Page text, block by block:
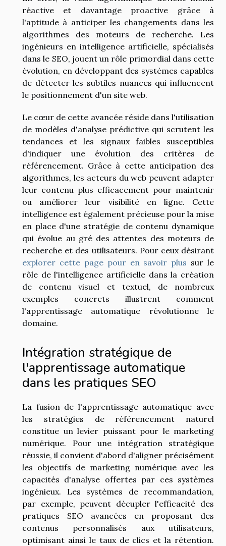
réactive et davantage proactive grâce à
l'aptitude à anticiper les changements dans les
algorithmes des moteurs de recherche. Les
ingénieurs en intelligence artificielle, spécialisés
dans le SEO, jouent un rôle primordial dans cette
évolution, en développant des systèmes capables
de détecter les subtiles nuances qui influencent
le positionnement d'un site web.
Le cœur de cette avancée réside dans l'utilisation
de modèles d'analyse prédictive qui scrutent les
tendances et les signaux faibles susceptibles
d'indiquer une évolution des critères de
référencement. Grâce à cette anticipation des
algorithmes, les acteurs du web peuvent adapter
leur contenu plus efficacement pour maintenir
ou améliorer leur visibilité en ligne. Cette
intelligence est également précieuse pour la mise
en place d'une stratégie de contenu dynamique
qui évolue au gré des attentes des moteurs de
recherche et des utilisateurs. Pour ceux désirant
explorer cette page pour en savoir plus sur le
rôle de l'intelligence artificielle dans la création
de contenu visuel et textuel, de nombreux
exemples concrets illustrent comment
l'apprentissage automatique révolutionne le
domaine.
Intégration stratégique de
l'apprentissage automatique
dans les pratiques SEO
La fusion de l'apprentissage automatique avec
les stratégies de référencement naturel
constitue un levier puissant pour le marketing
numérique. Pour une intégration stratégique
réussie, il convient d'abord d'aligner précisément
les objectifs de marketing numérique avec les
capacités d'analyse offertes par ces systèmes
ingénieux. Les systèmes de recommandation,
par exemple, peuvent décupler l'efficacité des
pratiques SEO avancées en proposant des
contenus personnalisés aux utilisateurs,
optimisant ainsi le taux de clics et la rétention.